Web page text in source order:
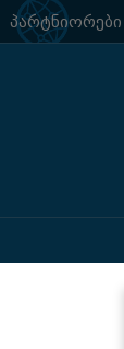
პარტნიორები